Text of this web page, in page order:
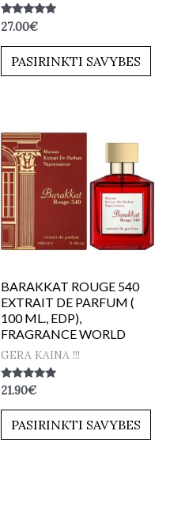
Įvertinimas:
5.00
iš 5
27.00€
PASIRINKTI SAVYBES
BARAKKAT ROUGE 540
EXTRAIT DE PARFUM (
100 ML., EDP),
FRAGRANCE WORLD
GERA KAINA !!!
Įvertinimas:
iš 5
21.90€
PASIRINKTI SAVYBES